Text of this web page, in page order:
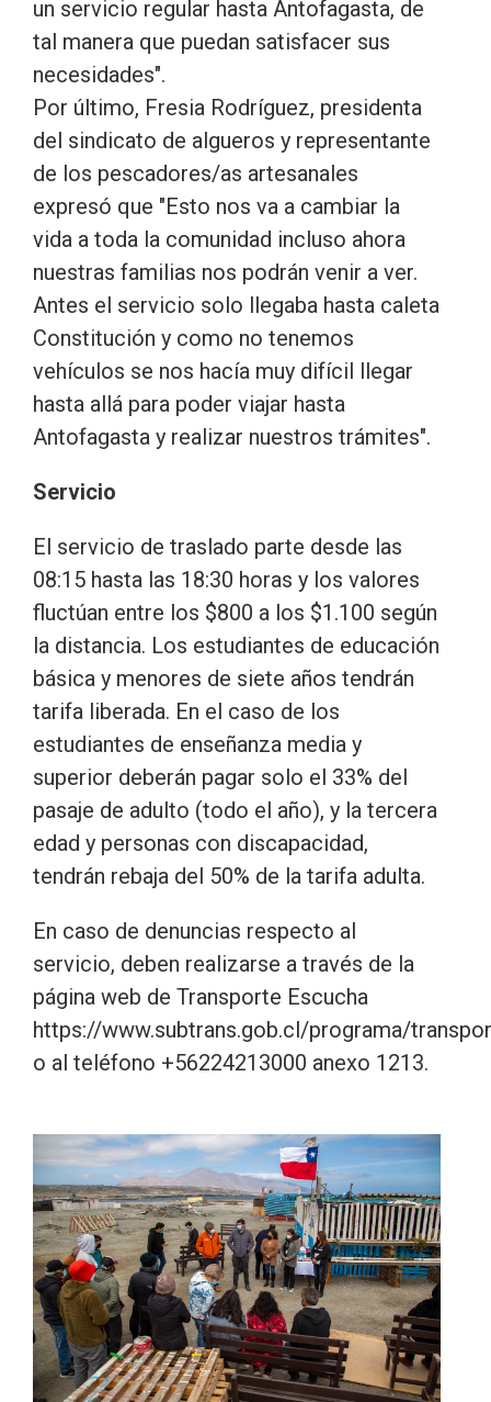
un servicio regular hasta Antofagasta, de
tal manera que puedan satisfacer sus
necesidades".
Por último, Fresia Rodríguez, presidenta
del sindicato de algueros y representante
de los pescadores/as artesanales
expresó que "Esto nos va a cambiar la
vida a toda la comunidad incluso ahora
nuestras familias nos podrán venir a ver.
Antes el servicio solo llegaba hasta caleta
Constitución y como no tenemos
vehículos se nos hacía muy difícil llegar
hasta allá para poder viajar hasta
Antofagasta y realizar nuestros trámites".
Servicio
El servicio de traslado parte desde las
08:15 hasta las 18:30 horas y los valores
fluctúan entre los $800 a los $1.100 según
la distancia. Los estudiantes de educación
básica y menores de siete años tendrán
tarifa liberada. En el caso de los
estudiantes de enseñanza media y
superior deberán pagar solo el 33% del
pasaje de adulto (todo el año), y la tercera
edad y personas con discapacidad,
tendrán rebaja del 50% de la tarifa adulta.
En caso de denuncias respecto al
servicio, deben realizarse a través de la
página web de Transporte Escucha
https://www.subtrans.gob.cl/programa/
o al teléfono +56224213000 anexo 1213.